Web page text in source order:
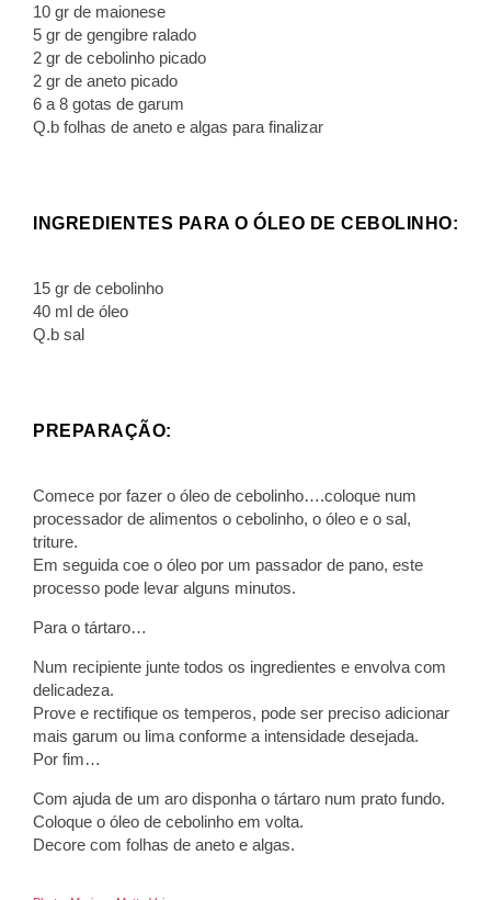
10 gr de maionese
5 gr de gengibre ralado
2 gr de cebolinho picado
2 gr de aneto picado
6 a 8 gotas de garum
Q.b folhas de aneto e algas para finalizar
INGREDIENTES PARA O ÓLEO DE CEBOLINHO:
15 gr de cebolinho
40 ml de óleo
Q.b sal
PREPARAÇÃO:
Comece por fazer o óleo de cebolinho….coloque num
processador de alimentos o cebolinho, o óleo e o sal,
triture.
Em seguida coe o óleo por um passador de pano, este
processo pode levar alguns minutos.
Para o tártaro…
Num recipiente junte todos os ingredientes e envolva com
delicadeza.
Prove e rectifique os temperos, pode ser preciso adicionar
mais garum ou lima conforme a intensidade desejada.
Por fim…
Com ajuda de um aro disponha o tártaro num prato fundo.
Coloque o óleo de cebolinho em volta.
Decore com folhas de aneto e algas.